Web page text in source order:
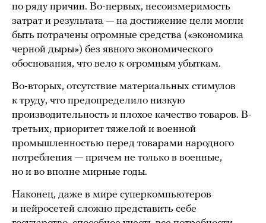
по ряду причин. Во-первых, несоизмеримость
затрат и результата — на достижение цели могли
быть потрачены огромные средства («экономика
черной дыры») без явного экономического
обоснования, что вело к огромным убыткам.
Во-вторых, отсутствие материальных стимулов
к труду, что предопределило низкую
производительность и плохое качество товаров. В-
третьих, приоритет тяжелой и военной
промышленностью перед товарами народного
потребления — причем не только в военные,
но и во вполне мирные годы.
Наконец, даже в мире суперкомпьютеров
и нейросетей сложно представить себе